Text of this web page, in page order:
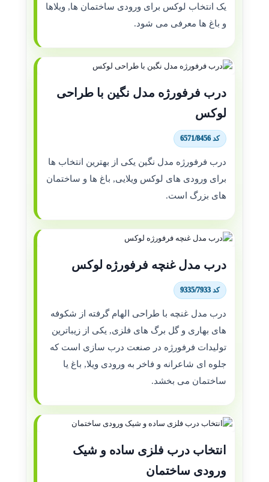
یک انتخاب لوکس برای ورودی ساختمان ها, ویلاها
و باغ ها معرفی می شود.
درب فرفورژه مدل نگین با طراحی
لوکس
کد 6571/8456
درب فرفورژه مدل نگین یکی از بهترین انتخاب ها
برای ورودی های لوکس ویلایی, باغ ها و ساختمان
های بزرگ است.
درب مدل غنچه فرفورژه لوکس
کد 9335/7933
درب مدل غنچه با طراحی الهام گرفته از شکوفه
های بهاری و گل برگ های فلزی, یکی از زیباترین
تولیدات فرفورژه در صنعت درب سازی است که
جلوه ای شاعرانه و فاخر به ورودی ویلا, باغ یا
ساختمان می بخشد.
انتخاب درب فلزی ساده و شیک
ورودی ساختمان